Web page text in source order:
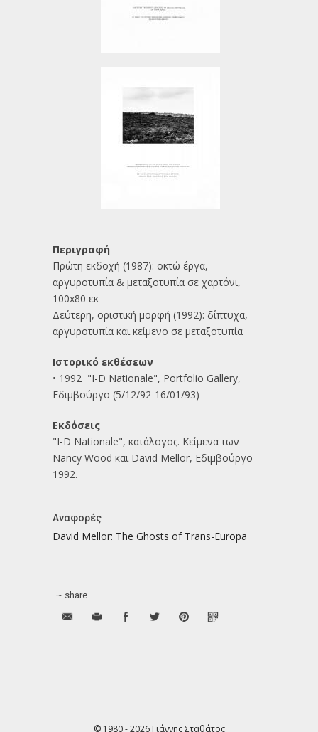
Περιγραφή
Πρώτη εκδοχή (1987): οκτώ έργα,
αργυροτυπία & μεταξοτυπία σε χαρτόνι,
100x80 εκ
Δεύτερη, οριστική μορφή (1992): δίπτυχα,
αργυροτυπία και κείμενο σε μεταξοτυπία
Ιστορικό εκθέσεων
• 1992 "I-D Nationale", Portfolio Gallery,
Εδιμβούργο (5/12/92-16/01/93)
Εκδόσεις
"I-D Nationale", κατάλογος. Κείμενα των
Nancy Wood και David Mellor, Εδιμβούργο
1992.
Αναφορές
David Mellor: The Ghosts of Trans-Europa
~ share
© 1980 - 2026 Γιάννης Σταθάτος